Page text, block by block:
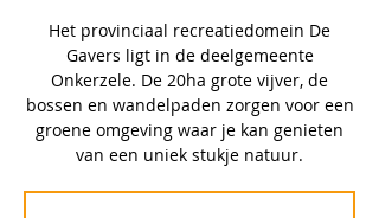
Het provinciaal recreatiedomein De
Gavers ligt in de deelgemeente
Onkerzele. De 20ha grote vijver, de
bossen en wandelpaden zorgen voor een
groene omgeving waar je kan genieten
van een uniek stukje natuur.